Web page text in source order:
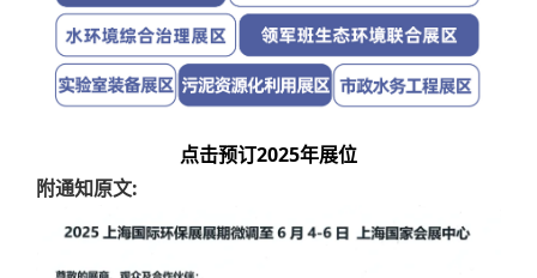
点击预订2025年展位
附通知原文: